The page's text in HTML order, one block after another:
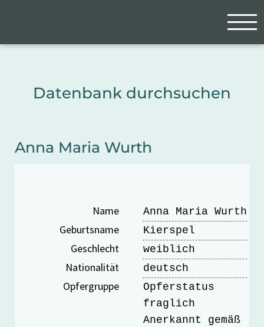
Datenbank durchsuchen
Anna Maria Wurth
Name Anna Maria Wurth
Geburtsname Kierspel
Geschlecht weiblich
Nationalität deutsch
Opfergruppe
Opferstatus
fraglich
Anerkannt gemäß